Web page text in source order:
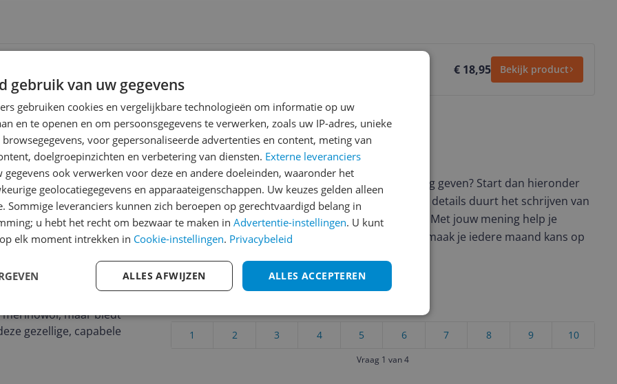
bezorgd > €20,- € 18,95 Bekijk product
een dichte
in hun favoriete
krijgt een eco-
merinowol, maar biedt
gezellige, capabele
Reviews
Er zijn nog geen reviews geschreven
Heb jij dit product in bezit en wil je graag je mening geven? Start dan hieronder
met het schrijven van je review. Afhankelijk van de details duurt het schrijven van
een review gemiddeld tussen de 3 en 10 minuten. Met jouw mening help je
andere bezoekers een betere keuze te maken én maak je iedere maand kans op
Cijfer
10
9
8
7
6
5
4
3
2
1
Vraag 1 van 4
gebruik van uw gegevens
gebruiken cookies en vergelijkbare technologieën om informatie op uw
en te openen en om persoonsgegevens te verwerken, zoals uw IP-adres, unieke
voor gepersonaliseerde advertenties en content, meting van
doelgroepinzichten en verbetering van diensten. Externe leveranciers
gegevens ook verwerken voor deze en andere doeleinden, waaronder het
geolocatiegegevens en apparaateigenschappen. Uw keuzes gelden alleen
Sommige leveranciers kunnen zich beroepen op gerechtvaardigd belang in
u hebt het recht om bezwaar te maken in Advertentie-instellingen. U kunt
elk moment intrekken in Cookie-instellingen. Privacybeleid
ALLES ACCEPTEREN
ALLES AFWIJZEN